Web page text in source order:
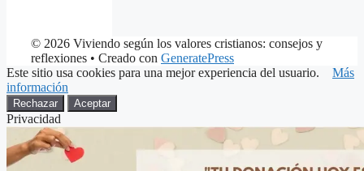
© 2026 Viviendo según los valores cristianos: consejos y
reflexiones • Creado con GeneratePress
Este sitio usa cookies para una mejor experiencia del usuario. Más
información
Rechazar Aceptar
Privacidad